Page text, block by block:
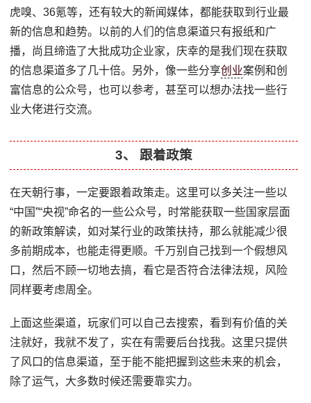
虎嗅、36氪等，还有较大的新闻媒体，都能获取到行业最
新的信息和趋势。以前的人们的信息渠道只有报纸和广
播，尚且缔造了大批成功企业家，庆幸的是我们现在获取
的信息渠道多了几十倍。另外，像一些分享创业案例和创
富信息的公众号，也可以参考，甚至可以想办法找一些行
业大佬进行交流。
3、 跟着政策
在天朝行事，一定要跟着政策走。这里可以多关注一些以
“中国”“央视”命名的一些公众号，时常能获取一些国家层面
的新政策解读，如对某行业的政策扶持，那么就能减少很
多前期成本，也能走得更顺。千万别自己找到一个假想风
口，然后不顾一切地去搞，看它是否符合法律法规，风险
同样要考虑周全。
上面这些渠道，玩家们可以自己去搜索，看到有价值的关
注就好，我就不发了，实在有需要后台找我。这里只提供
了风口的信息渠道，至于能不能把握到这些未来的机会，
除了运气，大多数时候还需要靠实力。